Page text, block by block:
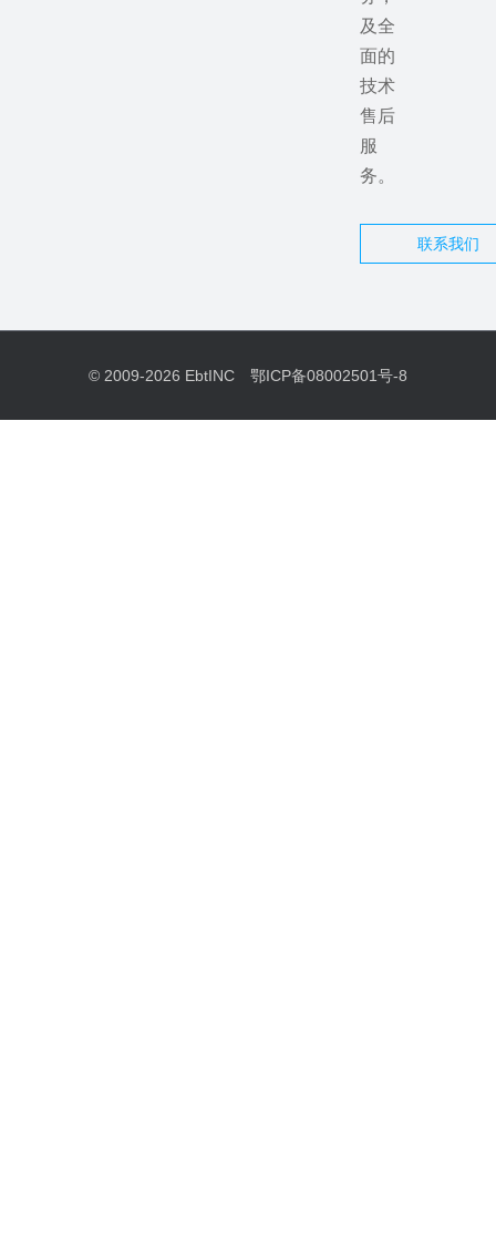
及全
面的
技术
售后
服
务。
联系我们
© 2009-2026 EbtINC 鄂ICP备08002501号-8